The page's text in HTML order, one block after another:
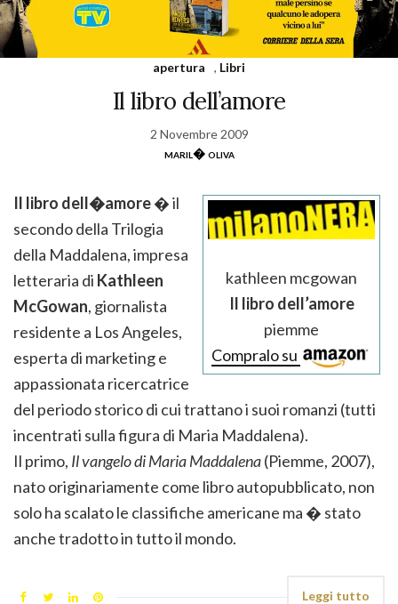
apertura , Libri
Il libro dell’amore
2 Novembre 2009
maril� oliva
kathleen mcgowan
Il libro dell’amore
piemme
Compralo su
Il libro dell�amore� il
secondo della Trilogia
della Maddalena, impresa
letteraria di Kathleen
McGowan, giornalista
residente a Los Angeles,
esperta di marketing e
appassionata ricercatrice
del periodo storico di cui trattano i suoi romanzi (tutti
incentrati sulla figura di Maria Maddalena).
Il primo, Il vangelo di Maria Maddalena(Piemme, 2007),
nato originariamente come libro autopubblicato, non
solo ha scalato le classifiche americane ma � stato
anche tradotto in tutto il mondo.
Leggi tutto